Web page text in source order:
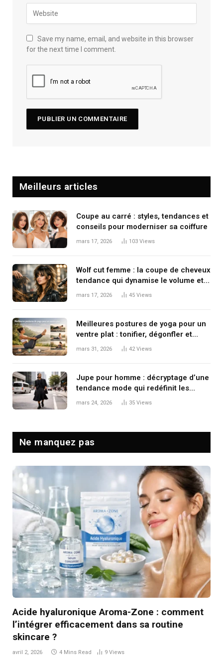
Save my name, email, and website in this browser
for the next time I comment.
Meilleurs articles
Coupe au carré : styles, tendances et
conseils pour moderniser sa coiffure
mars 17, 2026 103 Views
Wolf cut femme : la coupe de cheveux
tendance qui dynamise le volume et
le mouvement
mars 17, 2026 45 Views
Meilleures postures de yoga pour un
ventre plat : tonifier, dégonfler et
renforcer en douceur
mars 31, 2026 42Views
Jupe pour homme : décryptage d’une
tendance mode qui redéfinit les
codes masculins
mars 24, 2026 35 Views
Ne manquez pas
Acide hyaluronique Aroma-Zone : comment
l’intégrer efficacement dans sa routine
skincare ?
avril 2, 2026 4 Mins Read 9 Views